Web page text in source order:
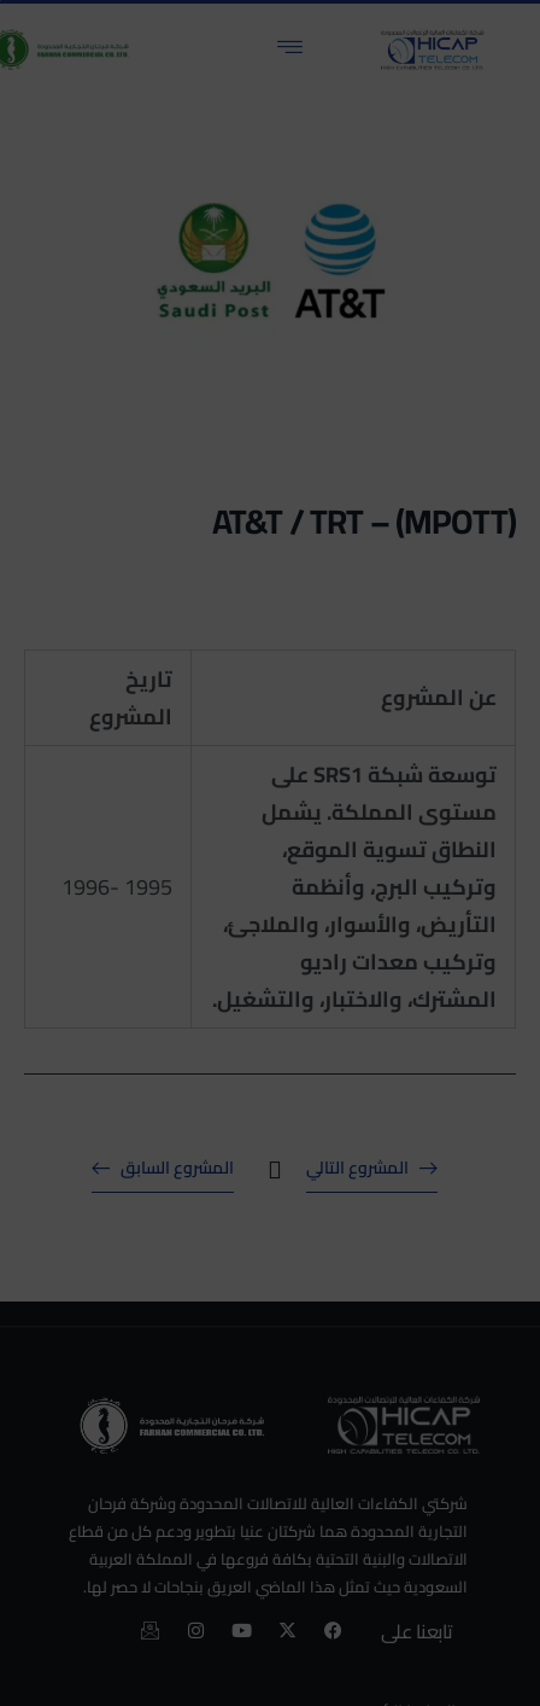
(MPOTT) – AT&T / TRT
عن المشروع
تاريخ
المشروع
توسعة شبكة SRS1 على
مستوى المملكة. يشمل
النطاق تسوية الموقع،
وتركيب البرج، وأنظمة
التأريض، والأسوار، والملاجئ،
وتركيب معدات راديو
المشترك، والاختبار، والتشغيل.
1995 -1996
المشروع السابق المشروع التالي
شركتي الكفاءات العالية للاتصالات المحدودة وشركة فرحان
التجارية المحدودة هما شركتان عنيا بتطوير ودعم كل من قطاع
الاتصالات والبنية التحتية بكافة فروعها في المملكة العربية
السعودية حيث تمثل هذا الماضي العريق بنجاحات لا حصر لها.
تابعنا على